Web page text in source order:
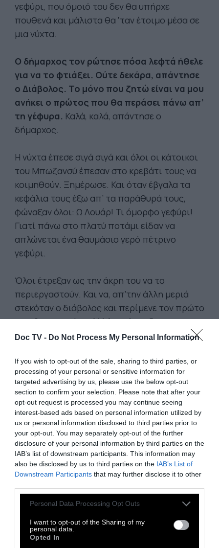
Doc TV - Do Not Process My Personal Information
If you wish to opt-out of the sale, sharing to third parties, or
processing of your personal or sensitive information for
targeted advertising by us, please use the below opt-out
section to confirm your selection. Please note that after your
opt-out request is processed you may continue seeing
interest-based ads based on personal information utilized by
us or personal information disclosed to third parties prior to
your opt-out. You may separately opt-out of the further
disclosure of your personal information by third parties on the
IAB’s list of downstream participants. This information may
also be disclosed by us to third parties on the IAB’s List of
Downstream Participants that may further disclose it to other
Personal Data Processing Opt Outs
I want to opt-out of the Sharing of my
personal data.
Opted In
γεφύρι, που όμοιό του δεν θα υπήρχε
πουθενά και μάλιστα θα 'ταν έτοιμο μέσα σε
μια νύχτα.
Ο δήμαρχος τον ρώτησε πόσα λεφτά ήθελε
για να το φτιάξει. Ούτε δεκάρα, απάντησε
ο Διάβολος. Το μόνο που ζητώ είναι να μου
ανήκει ο πρώτος που θα περάσει πάνω απ’
τη γέφυρα. Καλά, καλά, απάντησε ο
δήμαρχος.
Η νύχτα έπεσε σιγά σιγά και όλοι οι κάτοικοι
του Μπωζανσύ έπεσαν στο κρεβάτι τους να
κοιμηθούν. Ξημέρωσε. Και όταν έβγαλα τα
κεφάλια τους έξω απ’ τα παράθυρά τους,
φώναξαν όλοι: Ω Λουάρ! Τι όμορφο γεφύρι!
Γιατί πάνω στο πλατύ ποτάμι είδαν να
απλώνεται ένα θαυμάσιο γερό πέτρινο
γεφύρι.
Όλοι έτρεξαν ως την άκρη του να το
περιεργαστούν. Και να, απ’την άλλη μεριά
στεκόταν ο διάβολος και περίμενε τον πρώτο
που θα περνούσε. Αλλά κανένας δεν
τολμούσε να ξεμυτίσει γιατί φοβούνταν τον
Εκείνη τη στιγμή ακούστηκαν σάλπιγγες –
ήταν σημάδι πως όλοι έπρεπε να
σιωπήσουν– και ο δήμαρχος, κύριος Άλφρεντ
Μπάααυρν, εμφανίστηκε με την υπέροχη
κόκκινη μπέρτα του του και τη βαριά, χρυσή
αλυσίδα στον λαιμό του. Στο ένα του χέρι
κρατούσε έναν κουβά νερό και κάτω από τη
μασχάλη –του άλλου του χεριού– κουβαλούσε
μια γάτα.
σταμάτησε τον χορό του και σήκωσε το
μακρύ τηλεσκόπιό του. Όλοι οι άνθρωποι